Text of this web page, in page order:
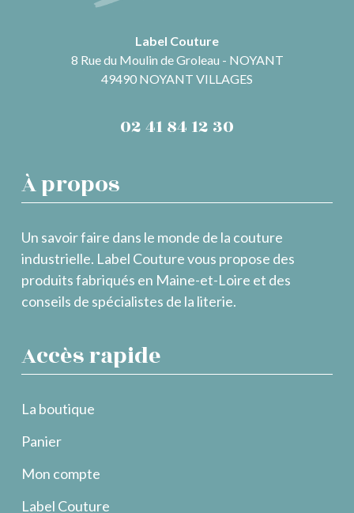
Label Couture
8 Rue du Moulin de Groleau - NOYANT
49490 NOYANT VILLAGES
02 41 84 12 30
À propos
Un savoir faire dans le monde de la couture
industrielle. Label Couture vous propose des
produits fabriqués en Maine-et-Loire et des
conseils de spécialistes de la literie.
Accès rapide
La boutique
Panier
Mon compte
Label Couture